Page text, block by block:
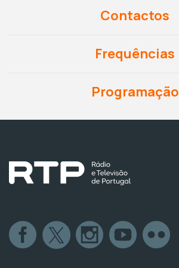
Contactos
Frequências
Programação